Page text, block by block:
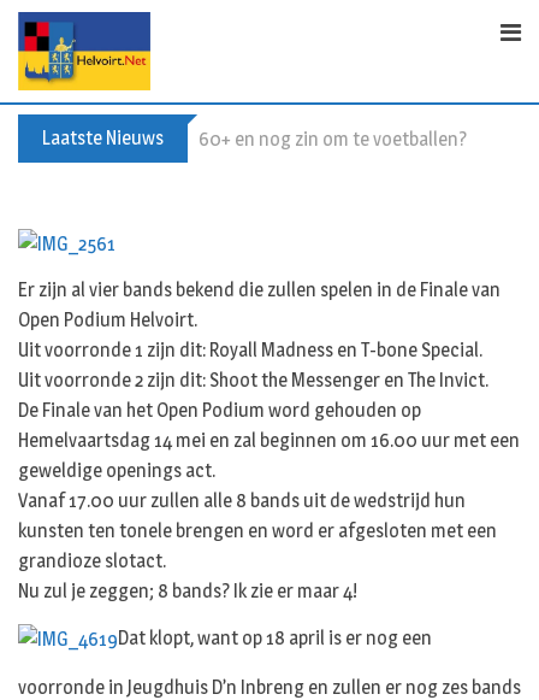
p
Laatste Nieuws 60+ en nog zin om te voetballen? Kom
Er zijn al vier bands bekend die zullen spelen in de Finale van
Open Podium Helvoirt.
Uit voorronde 1 zijn dit: Royall Madness en T-bone Special.
Uit voorronde 2 zijn dit: Shoot the Messenger en The Invict.
De Finale van het Open Podium word gehouden op
Hemelvaartsdag 14 mei en zal beginnen om 16.00 uur met een
geweldige openings act.
Vanaf 17.00 uur zullen alle 8 bands uit de wedstrijd hun
kunsten ten tonele brengen en word er afgesloten met een
grandioze slotact.
Nu zul je zeggen; 8 bands? Ik zie er maar 4!
Dat klopt, want op 18 april is er nog een
voorronde in Jeugdhuis D’n Inbreng en zullen er nog zes bands